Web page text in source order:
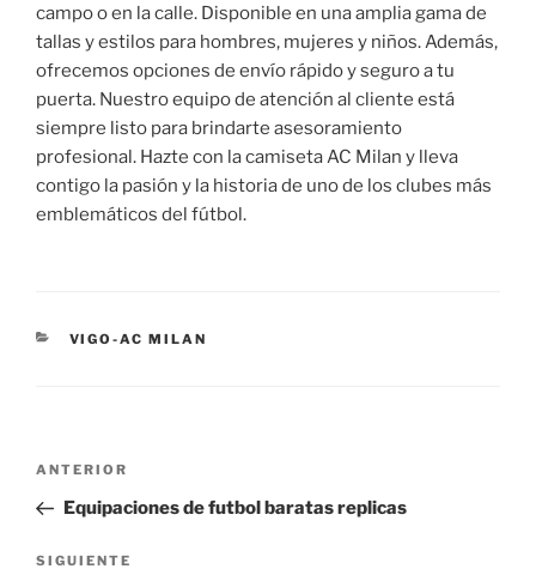
campo o en la calle. Disponible en una amplia gama de
tallas y estilos para hombres, mujeres y niños. Además,
ofrecemos opciones de envío rápido y seguro a tu
puerta. Nuestro equipo de atención al cliente está
siempre listo para brindarte asesoramiento
profesional. Hazte con la camiseta AC Milan y lleva
contigo la pasión y la historia de uno de los clubes más
emblemáticos del fútbol.
CATEGORÍAS
VIGO-AC MILAN
Navegación
entradas
Entrada
anterior:
ANTERIOR
Equipaciones de futbol baratas replicas
Siguiente
SIGUIENTE